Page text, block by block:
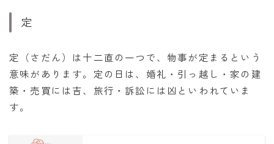
定
定（さだん）は十二直の一つで、物事が定まるという
意味があります。定の日は、婚礼・引っ越し・家の建
築・売買には吉、旅行・訴訟には凶といわれていま
す。